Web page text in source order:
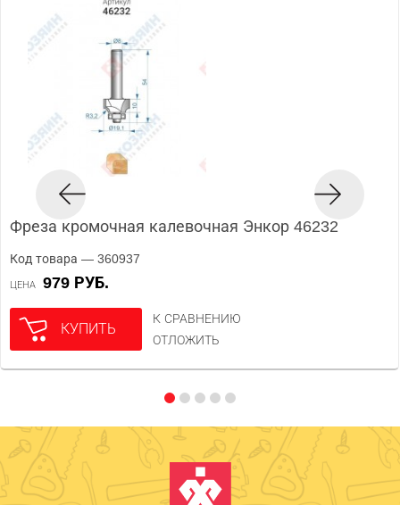
Фреза кромочная калевочная Энкор 46232
Код товара — 360937
ЦЕНА 979 РУБ.
КУПИТЬ
К СРАВНЕНИЮ
ОТЛОЖИТЬ